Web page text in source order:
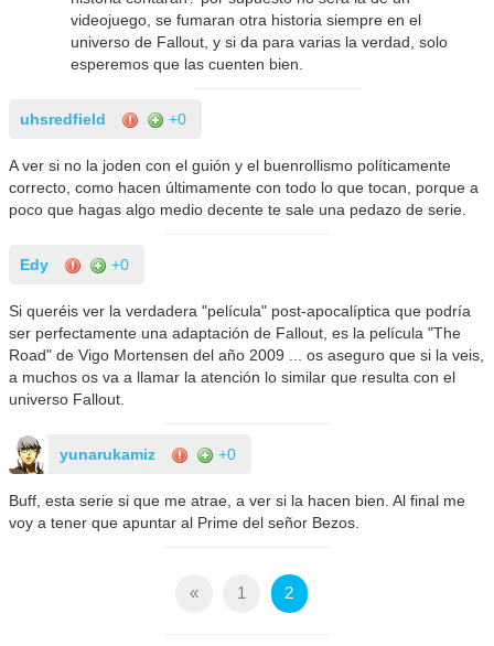
videojuego, se fumaran otra historia siempre en el
universo de Fallout, y si da para varias la verdad, solo
esperemos que las cuenten bien.
uhsredfield +0
A ver si no la joden con el guión y el buenrollismo políticamente
correcto, como hacen últimamente con todo lo que tocan, porque a
poco que hagas algo medio decente te sale una pedazo de serie.
Edy +0
Si queréis ver la verdadera "película" post-apocalíptica que podría
ser perfectamente una adaptación de Fallout, es la película "The
Road" de Vigo Mortensen del año 2009 ... os aseguro que si la veis,
a muchos os va a llamar la atención lo similar que resulta con el
universo Fallout.
yunarukamiz +0
Buff, esta serie si que me atrae, a ver si la hacen bien. Al final me
voy a tener que apuntar al Prime del señor Bezos.
« 1 2